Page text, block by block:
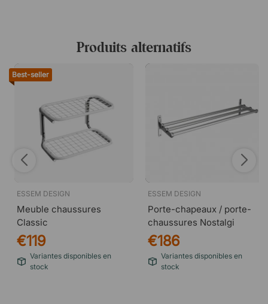
Produits alternatifs
Best-seller
ESSEM DESIGN
Meuble chaussures
Classic
€119
Variantes disponibles en
stock
ESSEM DESIGN
Porte-chapeaux / porte-
chaussures Nostalgi
€186
Variantes disponibles en
stock